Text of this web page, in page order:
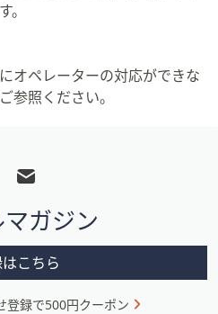
。
オペレーターの対応ができな
参照ください。
ガジン
こちら
登録で500円クーポン